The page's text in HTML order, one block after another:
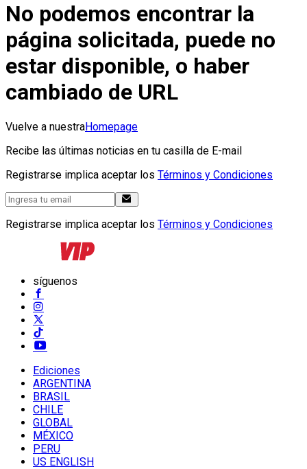
No podemos encontrar la
página solicitada, puede no
estar disponible, o haber
cambiado de URL
Vuelve a nuestraHomepage
Recibe las últimas noticias en tu casilla de E-mail
Registrarse implica aceptar los Términos y Condiciones
Registrarse implica aceptar los Términos y Condiciones
síguenos
Ediciones
ARGENTINA
BRASIL
CHILE
GLOBAL
MÉXICO
PERU
US ENGLISH